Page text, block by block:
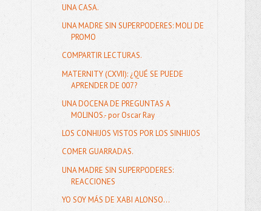
UNA CASA.
UNA MADRE SIN SUPERPODERES: MOLI DE
PROMO
COMPARTIR LECTURAS.
MATERNITY (CXVII): ¿QUÉ SE PUEDE
APRENDER DE 007?
UNA DOCENA DE PREGUNTAS A
MOLINOS.- por Oscar Ray
LOS CONHIJOS VISTOS POR LOS SINHIJOS
COMER GUARRADAS.
UNA MADRE SIN SUPERPODERES:
REACCIONES
YO SOY MÁS DE XABI ALONSO...